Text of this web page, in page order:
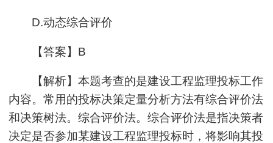
D.动态综合评价
【答案】B
【解析】本题考查的是建设工程监理投标工作
内容。常用的投标决策定量分析方法有综合评价法
和决策树法。综合评价法。综合评价法是指决策者
决定是否参加某建设工程监理投标时，将影响其投